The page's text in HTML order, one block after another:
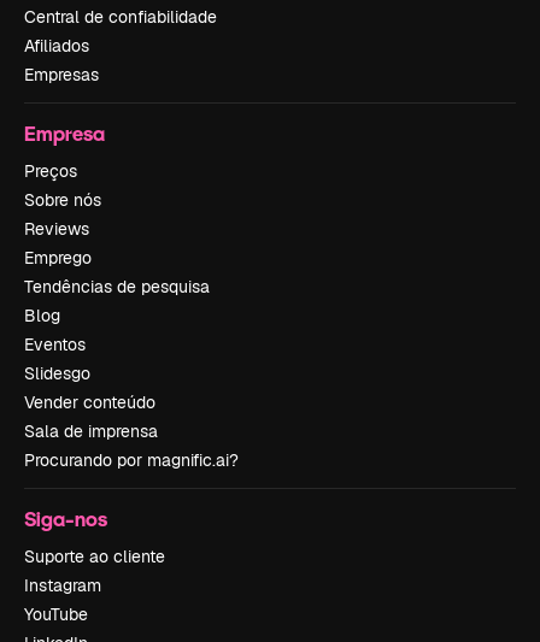
Central de confiabilidade
Afiliados
Empresas
Empresa
Preços
Sobre nós
Reviews
Emprego
Tendências de pesquisa
Blog
Eventos
Slidesgo
Vender conteúdo
Sala de imprensa
Procurando por magnific.ai?
Siga-nos
Suporte ao cliente
Instagram
YouTube